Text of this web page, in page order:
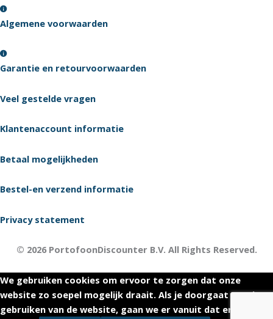
Algemene voorwaarden
Garantie en retourvoorwaarden
Veel gestelde vragen
Klantenaccount informatie
Betaal mogelijkheden
Bestel-en verzend informatie
Privacy statement
© 2026 PortofoonDiscounter B.V. All Rights Reserved.
We gebruiken cookies om ervoor te zorgen dat onze
website zo soepel mogelijk draait. Als je doorgaat met het
gebruiken van de website, gaan we er vanuit dat ermee